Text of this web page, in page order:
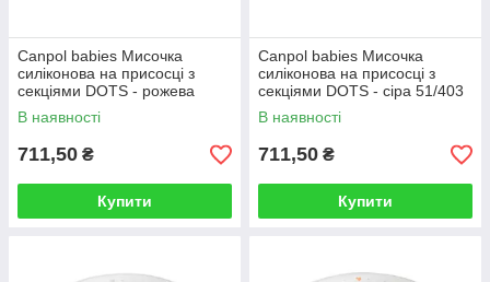
Canpol babies Мисочка
силіконова на присосці з
секціями DOTS - рожева
51/403
В наявності
711,50 ₴
Купити
Canpol babies Мисочка
силіконова на присосці з
секціями DOTS - сіра 51/403
В наявності
711,50 ₴
Купити